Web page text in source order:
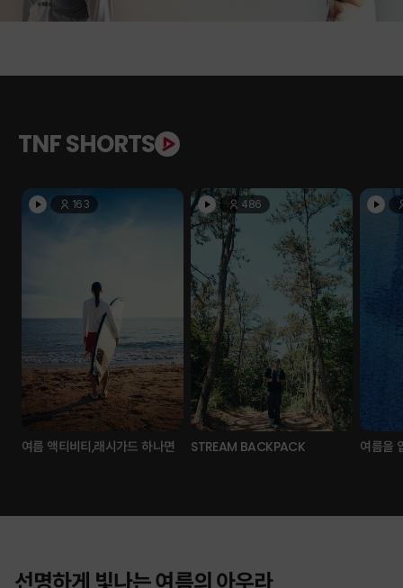
TNF SHORTS
163
여름 액티비티,래시가드 하나면
486
STREAM BACKPACK 여름을